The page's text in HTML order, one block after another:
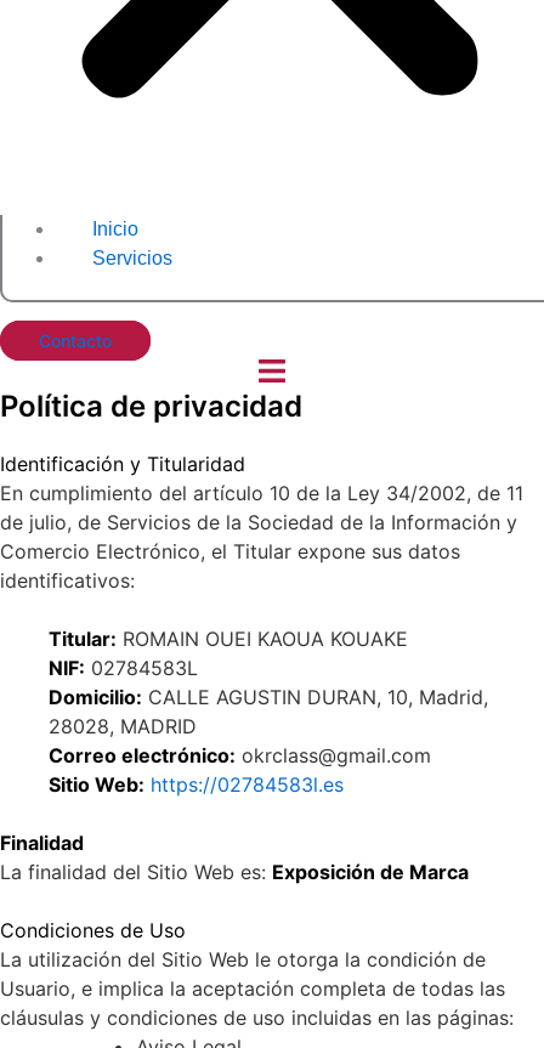
Inicio
Servicios
Contacto
Política de privacidad
Identificación y Titularidad
En cumplimiento del artículo 10 de la Ley 34/2002, de 11
de julio, de Servicios de la Sociedad de la Información y
Comercio Electrónico, el Titular expone sus datos
identificativos:
Titular: ROMAIN OUEI KAOUA KOUAKE
NIF: 02784583L
Domicilio: CALLE AGUSTIN DURAN, 10, Madrid,
28028, MADRID
Correo electrónico: okrclass@gmail.com
Sitio Web: https://02784583l.es
Finalidad
La finalidad del Sitio Web es: Exposición de Marca
Condiciones de Uso
La utilización del Sitio Web le otorga la condición de
Usuario, e implica la aceptación completa de todas las
cláusulas y condiciones de uso incluidas en las páginas: